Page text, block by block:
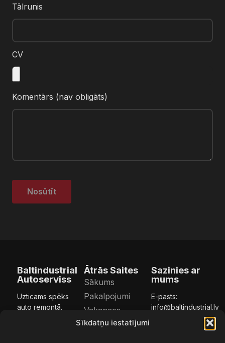
Sīkdatņu iestatījumi
Tālrunis
CV
Komentārs (nav obligāts)
Nosūtīt
Baltindustrial
Autoserviss
Uzticams spēks
auto remontā.
Ātrās Saites
Sākums
Pakalpojumi
Vakances
Kontakti
Sazinies ar
mums
E-pasts:
info@baltindustrial.lv
+371 29